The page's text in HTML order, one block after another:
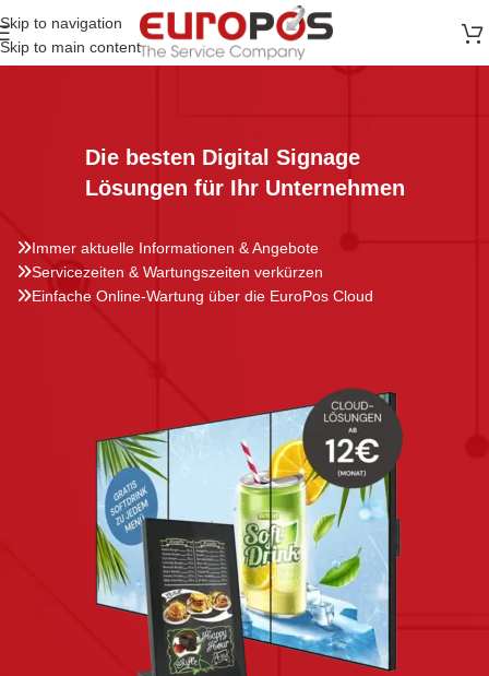
Skip to navigation
Skip to main content
Die besten Digital Signage
Lösungen für Ihr Unternehmen
Immer aktuelle Informationen & Angebote
Servicezeiten & Wartungszeiten verkürzen
Einfache Online-Wartung über die EuroPos Cloud